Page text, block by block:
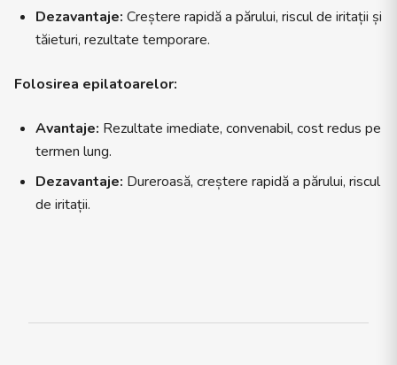
Dezavantaje: Creștere rapidă a părului, riscul de iritații și
tăieturi, rezultate temporare.
Folosirea epilatoarelor:
Avantaje: Rezultate imediate, convenabil, cost redus pe
termen lung.
Dezavantaje: Dureroasă, creștere rapidă a părului, riscul
de iritații.